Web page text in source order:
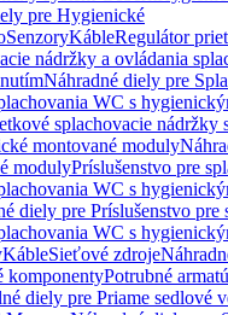
pre Hygienické
SenzoryKábleRegulátor
nádržky a ovládania
Náhradné diely pre
WC s
splachovacie nádržky
montované moduly
modulyPríslušenstvo pre
WC s
diely pre Príslušenstvo pre
WC s
KábleSieťové zdroje
komponentyPotrubné
diely pre Priame sedlové